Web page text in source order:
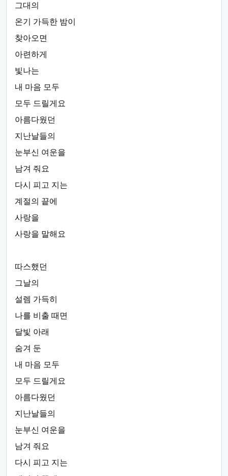
그대의
온기 가득한 밤이
찾아오면
아련하게
빛나는
내 마음 모두
모두 드릴게요
아름다웠던
지난날들의
눈부신 여운을
남겨 줘요
다시 피고 지는
계절의 끝에
사랑을
사랑을 말해요
따스했던
그날의
설렘 가득히
나를 비출 때면
달빛 아래
숨겨 둔
내 마음 모두
모두 드릴게요
아름다웠던
지난날들의
눈부신 여운을
남겨 줘요
다시 피고 지는